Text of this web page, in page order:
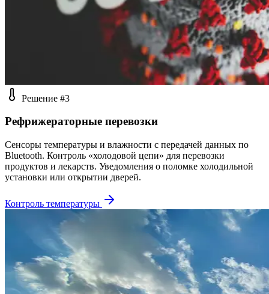
Решение #3
Рефрижераторные перевозки
Сенсоры температуры и влажности с передачей данных по
Bluetooth. Контроль «холодовой цепи» для перевозки
продуктов и лекарств. Уведомления о поломке холодильной
установки или открытии дверей.
Контроль температуры